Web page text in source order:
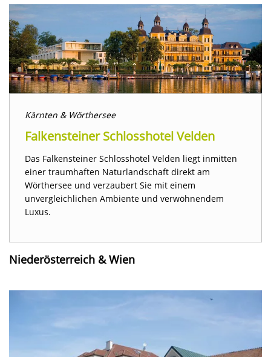
Kärnten & Wörthersee
Falkensteiner Schlosshotel Velden
Das Falkensteiner Schlosshotel Velden liegt inmitten
einer traumhaften Naturlandschaft direkt am
Wörthersee und verzaubert Sie mit einem
unvergleichlichen Ambiente und verwöhnendem
Luxus.
Niederösterreich & Wien